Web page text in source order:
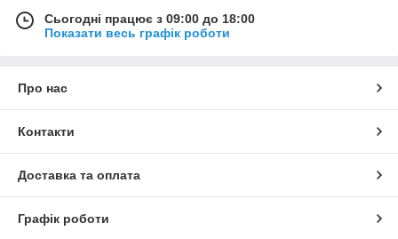
Сьогодні працює з 09:00 до 18:00
Показати весь графік роботи
Про нас
Контакти
Доставка та оплата
Графік роботи